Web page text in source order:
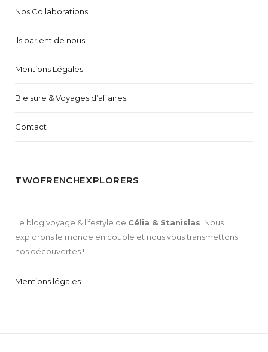
Nos Collaborations
Ils parlent de nous
Mentions Légales
Bleisure & Voyages d’affaires
Contact
TWOFRENCHEXPLORERS
Le blog voyage & lifestyle de Célia & Stanislas . Nous
explorons le monde en couple et nous vous transmettons
nos découvertes !
Mentions légales